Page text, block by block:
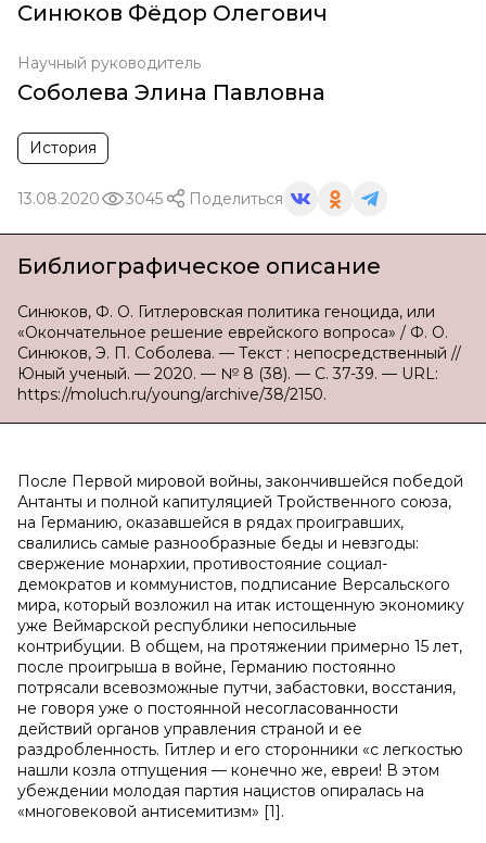
Синюков Фёдор Олегович
Научный руководитель
Соболева Элина Павловна
История
13.08.2020 3045 Поделиться
Библиографическое описание
Синюков, Ф. О. Гитлеровская политика геноцида, или
«Окончательное решение еврейского вопроса» / Ф. О.
Синюков, Э. П. Соболева. — Текст : непосредственный //
Юный ученый. — 2020. — № 8 (38). — С. 37-39. — URL:
https://moluch.ru/young/archive/38/2150.
После Первой мировой войны, закончившейся победой
Антанты и полной капитуляцией Тройственного союза,
на Германию, оказавшейся в рядах проигравших,
свалились самые разнообразные беды и невзгоды:
свержение монархии, противостояние социал-
демократов и коммунистов, подписание Версальского
мира, который возложил на итак истощенную экономику
уже Веймарской республики непосильные
контрибуции. В общем, на протяжении примерно 15 лет,
после проигрыша в войне, Германию постоянно
потрясали всевозможные путчи, забастовки, восстания,
не говоря уже о постоянной несогласованности
действий органов управления страной и ее
раздробленность. Гитлер и его сторонники «с легкостью
нашли козла отпущения — конечно же, евреи! В этом
убеждении молодая партия нацистов опиралась на
«многовековой антисемитизм» [1].